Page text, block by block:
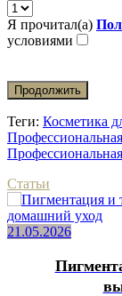
Я прочитал(а)
условиями
Продолжить
Теги: Косметика
Статьи
21.05.2026